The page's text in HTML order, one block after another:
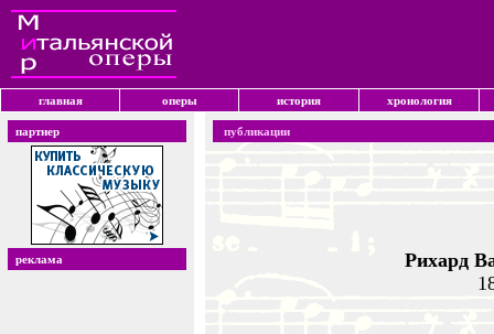
главная оперы история хронология
партнер
реклама
публикации
Рихард